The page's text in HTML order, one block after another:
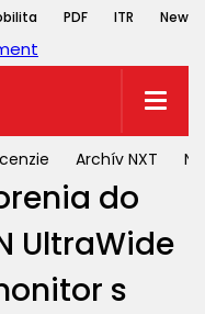
PDF ITR
Archív NXT
do
UltraWide
s